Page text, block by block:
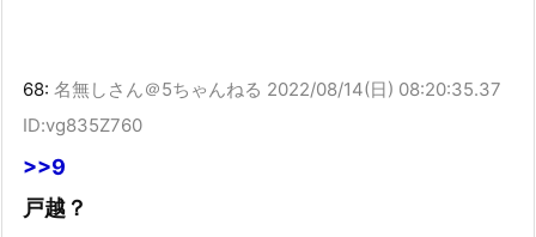
68: 名無しさん＠5ちゃんねる 2022/08/14(日) 08:20:35.37
ID:vg835Z760
>>9
戸越？